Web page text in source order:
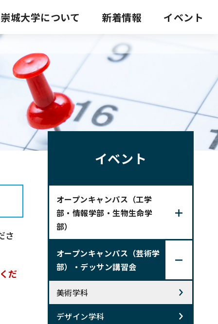
崇城大学について 新着情報 イベント
クセス サイトマップ
さ
だ
イベント
オープンキャンパス（工学
部・情報学部・生物生命学
部）
オープンキャンパス（芸術学
部）・デッサン講習会
美術学科
デザイン学科